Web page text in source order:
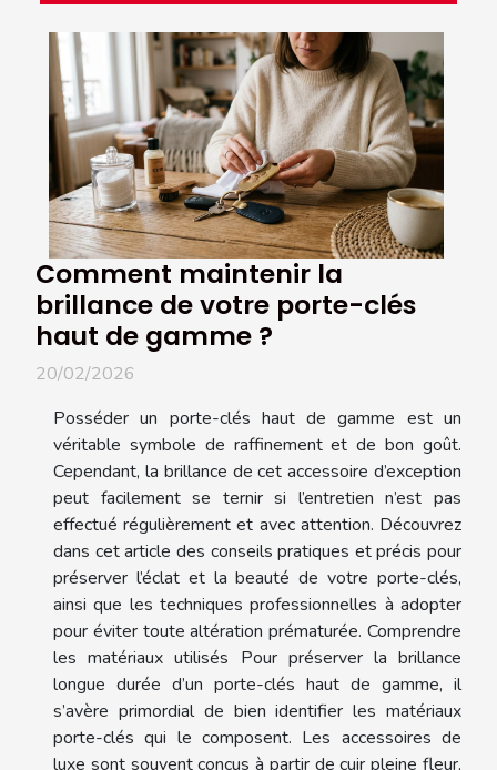
Comment maintenir la
brillance de votre porte-clés
haut de gamme ?
20/02/2026
Posséder un porte-clés haut de gamme est un
véritable symbole de raffinement et de bon goût.
Cependant, la brillance de cet accessoire d’exception
peut facilement se ternir si l’entretien n’est pas
effectué régulièrement et avec attention. Découvrez
dans cet article des conseils pratiques et précis pour
préserver l’éclat et la beauté de votre porte-clés,
ainsi que les techniques professionnelles à adopter
pour éviter toute altération prématurée. Comprendre
les matériaux utilisés Pour préserver la brillance
longue durée d’un porte-clés haut de gamme, il
s’avère primordial de bien identifier les matériaux
porte-clés qui le composent. Les accessoires de
luxe sont souvent conçus à partir de cuir pleine fleur,